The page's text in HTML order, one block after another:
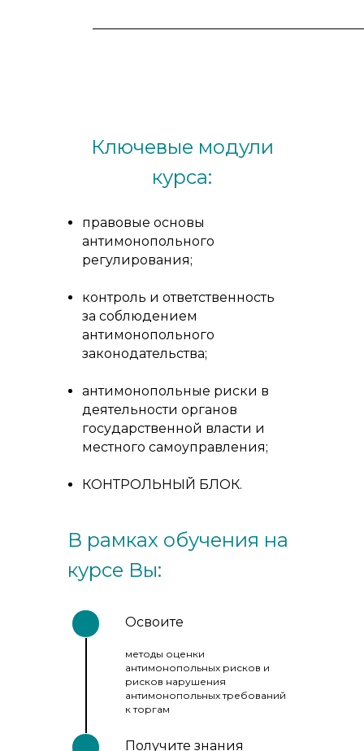
правовые основы
антимонопольного
регулирования;
контроль и ответственность
за соблюдением
антимонопольного
законодательства;
антимонопольные риски в
деятельности органов
государственной власти и
местного самоуправления;
КОНТРОЛЬНЫЙ БЛОК.
методы оценки
антимонопольных рисков и
рисков нарушения
антимонопольных требований
к торгам
Освоите
Получите знания
В рамках обучения на
курсе Вы:
Ключевые модули
курса: